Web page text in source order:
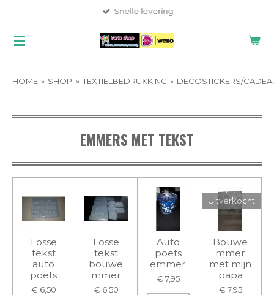
naar
Snelle levering
HOME » SHOP » TEXTIELBEDRUKKING » DECOSTICKERS/
EMMERS MET TEKST
Losse
tekst
auto
poets
€ 6,50
Losse
tekst
bouwe
mmer
€ 6,50
Auto
poets
emmer
€ 7,95
Uitverkocht
Bouwe
mmer
met mijn
papa
€ 7,95